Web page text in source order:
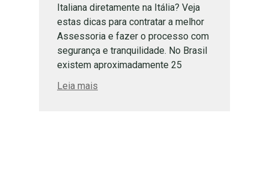
Italiana diretamente na Itália? Veja
estas dicas para contratar a melhor
Assessoria e fazer o processo com
segurança e tranquilidade. No Brasil
existem aproximadamente 25
milhões de descendentes de
italianos. Muitas dessas pessoas
Leia mais